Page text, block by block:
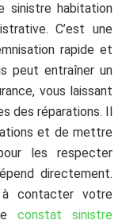
sinistre habitation
C’est une
rapide et
peut entraîner un
vous laissant
des réparations. Il
et de mettre
les respecter
directement.
à contacter votre
constat sinistre